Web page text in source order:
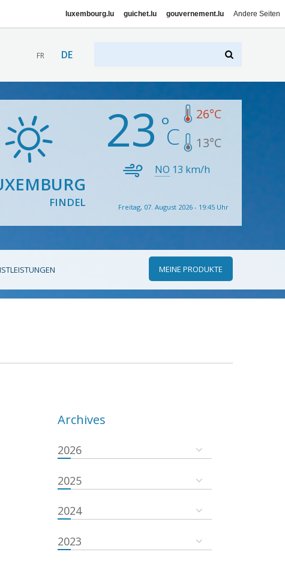
luxembourg.lu guichet.lu gouvernement.lu Andere Seiten
FR DE
FINDEL
23 26°C
13°C
NO 13 km/h
Freitag, 07. August 2026 - 19:45 Uhr
MEINE PRODUKTE
Archives
2026
2025
2024
2023